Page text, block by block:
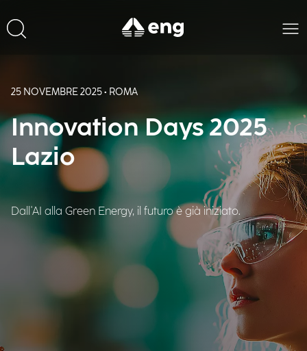
25 NOVEMBRE 2025 • ROMA
Innovation Days 2025
Lazio
Dall'AI alla Green Energy, il futuro è già iniziato.